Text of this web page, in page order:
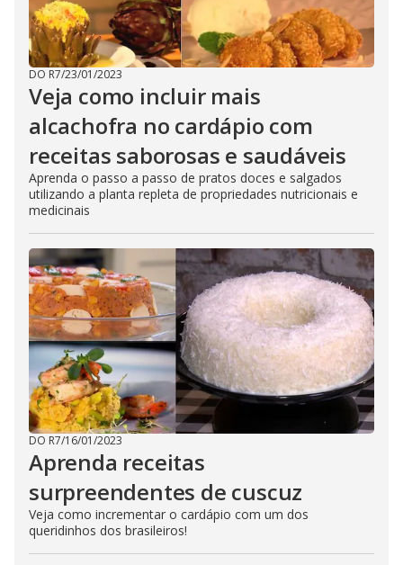
DO R7/23/01/2023
Veja como incluir mais
alcachofra no cardápio com
receitas saborosas e saudáveis
Aprenda o passo a passo de pratos doces e salgados
utilizando a planta repleta de propriedades nutricionais e
medicinais
DO R7/16/01/2023
Aprenda receitas
surpreendentes de cuscuz
Veja como incrementar o cardápio com um dos
queridinhos dos brasileiros!